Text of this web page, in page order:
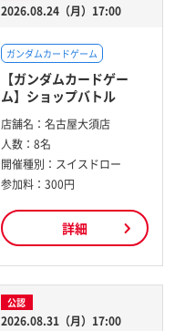
2026.08.24（月）17:00
ガンダムカードゲーム
【ガンダムカードゲー
ム】ショップバトル
店舗名： 名古屋大須店
人数： 8名
開催種別： スイスドロー
参加料： 300円
詳細
公認
2026.08.31（月）17:00